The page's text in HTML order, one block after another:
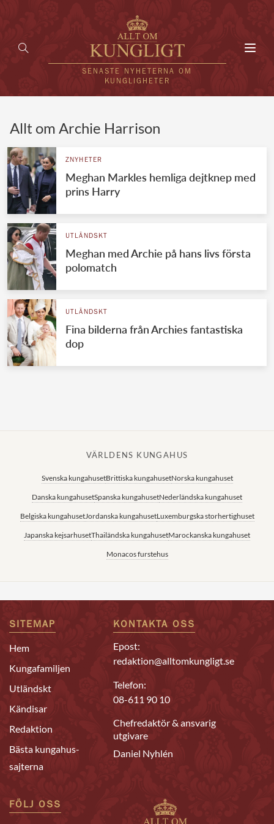
SENASTE NYHETERNA OM
KUNGLIGHETER
UTLÄNDSKT
VÄRLDENS KUNGAHUS
Svenska kungahuset
Brittiska kungahuset
Danska kungahuset
REDAKTION
Allt om Archie Harrison
ZNYHETER
Meghan Markles hemliga dejtknep med
prins Harry
UTLÄNDSKT
Meghan med Archie på hans livs första
polomatch
UTLÄNDSKT
Fina bilderna från Archies fantastiska
dop
VÄRLDENS KUNGAHUS
Svenska kungahusetBrittiska kungahusetNorska kungahuset
Danska kungahusetSpanska kungahusetNederländska kungahuset
Belgiska kungahusetJordanska kungahusetLuxemburgska storhertighuset
Japanska kejsarhusetThailändska kungahusetMarockanska kungahuset
Monacos furstehus
SITEMAP
Hem
Kungafamiljen
Utländskt
Kändisar
Redaktion
Bästa kungahus-
sajterna
KONTAKTA OSS
Epost:
redaktion@alltomkungligt.se
Telefon:
08-611 90 10
Chefredaktör & ansvarig
utgivare
Daniel Nyhlén
FÖLJ OSS